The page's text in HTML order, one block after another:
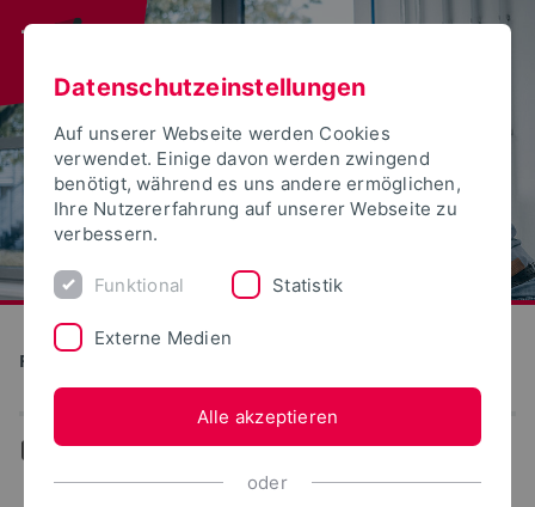
Produktion und Technik
... Maschinenbau Master
Datenschutzeinstellungen
Auf unserer Webseite werden Cookies
verwendet. Einige davon werden zwingend
benötigt, während es uns andere ermöglichen,
Ihre Nutzererfahrung auf unserer Webseite zu
verbessern.
Funktional Statistik
Externe Medien
Alle akzeptieren
oder